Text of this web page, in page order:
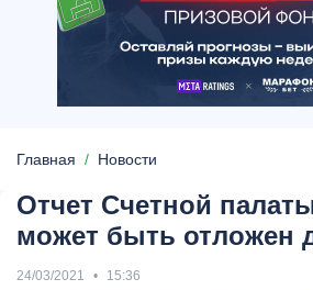
Главная Новости
Отчет Счетной
может быть отложен
24/03/2021 15:36